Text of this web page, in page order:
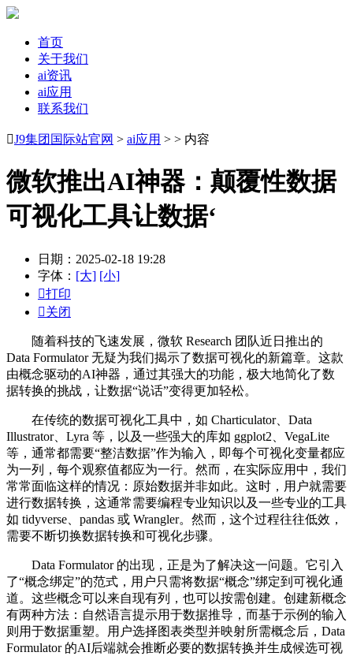
首页
关于我们
ai资讯
ai应用
联系我们
J9集团国际站官网 > ai应用 > > 内容
微软推出AI神器：颠覆性数据
可视化工具让数据‘
日期：2025-02-18 19:28
字体： [大] [小]
打印
关闭
随着科技的飞速发展，微软 Research 团队近日推出的
Data Formulator 无疑为我们揭示了数据可视化的新篇章。这款
由概念驱动的AI神器，通过其强大的功能，极大地简化了数
据转换的挑战，让数据“说话”变得更加轻松。
在传统的数据可视化工具中，如 Charticulator、Data
Illustrator、Lyra 等，以及一些强大的库如 ggplot2、VegaLite
等，通常都需要“整洁数据”作为输入，即每个可视化变量都应
为一列，每个观察值都应为一行。然而，在实际应用中，我们
常常面临这样的情况：原始数据并非如此。这时，用户就需要
进行数据转换，这通常需要编程专业知识以及一些专业的工具
如 tidyverse、pandas 或 Wrangler。然而，这个过程往往低效，
需要不断切换数据转换和可视化步骤。
Data Formulator 的出现，正是为了解决这一问题。它引入
了“概念绑定”的范式，用户只需将数据“概念”绑定到可视化通
道。这些概念可以来自现有列，也可以按需创建。创建新概念
有两种方法：自然语言提示用于数据推导，而基于示例的输入
则用于数据重塑。用户选择图表类型并映射所需概念后，Data
Formulator 的AI后端就会推断必要的数据转换并生成候选可视